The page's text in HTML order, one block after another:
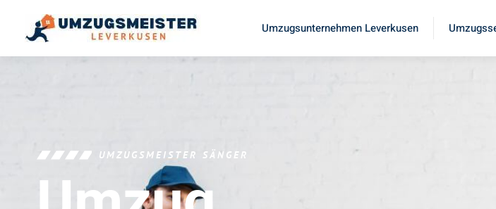
Umzugsunternehmen Leverkusen
UMZUGSMEISTER SÄNGER